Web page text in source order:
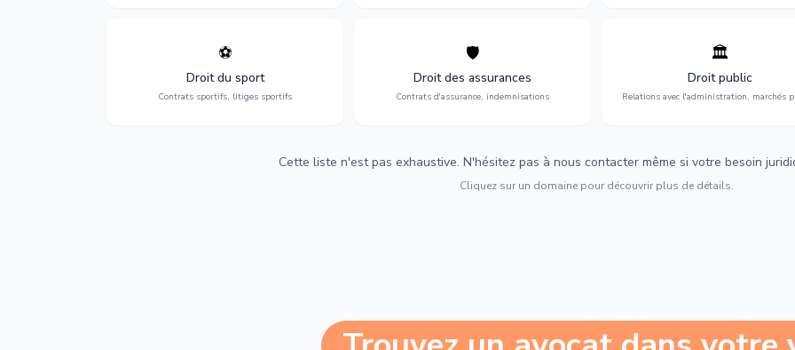
⚽
Droit du sport
Contrats sportifs, litiges sportifs
Expertise en droit sportif : contrats de
sportifs, transferts, sponsoring et
contentieux.
🛡️
Droit des assurances
Contrats d'assurance, indemnisations
Défense de vos intérêts : contrats
d'assurance, sinistres et indemnisations
optimales.
🏛️
Droit public
Relations avec l'administration, marchés
Gestion de vos relations avec
l'administration : marchés
urbanisme et contentieux.
Cette liste n'est pas exhaustive. N'hésitez pas à nous contacter même si votre besoin
Cliquez sur un domaine pour découvrir plus de détails.